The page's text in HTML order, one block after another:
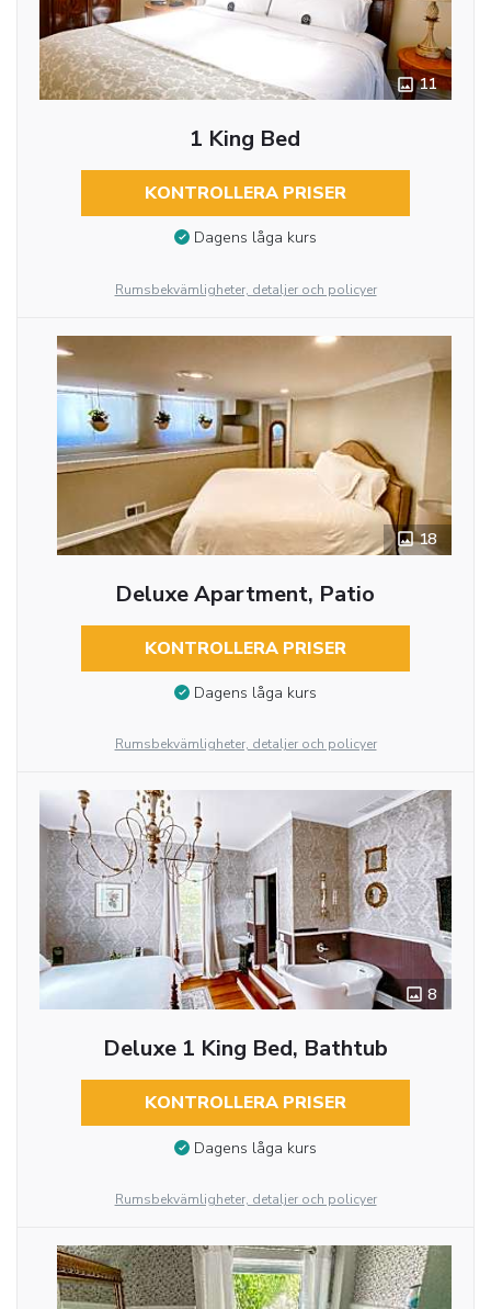
11
1 King Bed
KONTROLLERA PRISER
Dagens låga kurs
Rumsbekvämligheter, detaljer och policyer
18
Deluxe Apartment, Patio
KONTROLLERA PRISER
Dagens låga kurs
Rumsbekvämligheter, detaljer och policyer
8
Deluxe 1 King Bed, Bathtub
KONTROLLERA PRISER
Dagens låga kurs
Rumsbekvämligheter, detaljer och policyer